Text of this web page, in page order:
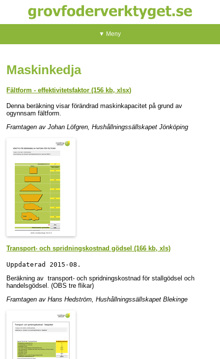
▼ Meny
Maskinkedja
Fältform - effektivitetsfaktor (156 kb, xlsx)
Denna beräkning visar förändrad maskinkapacitet på grund av
ogynnsam fältform.
Framtagen av Johan Löfgren, Hushållningssällskapet Jönköping
Transport- och spridningskostnad gödsel (166 kb, xls)
Uppdaterad 2015-08.
Beräkning av transport- och spridningskostnad för stallgödsel och
handelsgödsel. (OBS tre flikar)
Framtagen av Hans Hedström, Hushållningssällskapet Blekinge